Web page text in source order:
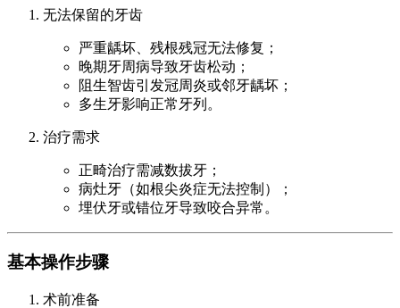
无法保留的牙齿
严重龋坏、残根残冠无法修复；
晚期牙周病导致牙齿松动；
阻生智齿引发冠周炎或邻牙龋坏；
多生牙影响正常牙列。
治疗需求
正畸治疗需减数拔牙；
病灶牙（如根尖炎症无法控制）；
埋伏牙或错位牙导致咬合异常。
基本操作步骤
术前准备